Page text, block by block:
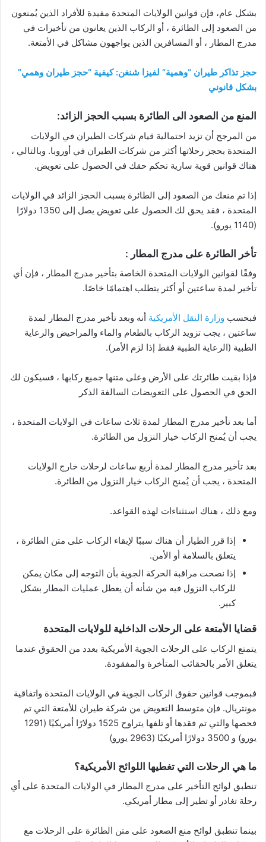
بشكل عام، فإن قوانين الولايات المتحدة مفيدة للأفراد الذين يُمنعون
من الصعود إلى الطائرة ، أو الركاب الذين يعانون من تأخيرات في
مدرج المطار ، أو المسافرين الذين يواجهون مشاكل في الأمتعة.
حجز تذاكر طيران “وهمية” لفيزا شنغن: كيفية “حجز طيران وهمي”
بشكل قانوني
المنع من الصعود الى الطائرة بسبب الحجز الزائد:
من المرجح أن تزيد احتمالية قيام شركات الطيران في الولايات
المتحدة بحجز رحلاتها أكثر من شركات الطيران في أوروبا. وبالتالي ،
هناك قوانين قوية سارية تحكم حقك في الحصول على تعويض.
إذا تم منعك من الصعود إلى الطائرة بسبب الحجز الزائد في الولايات
المتحدة ، فقد يحق لك الحصول على تعويض يصل إلى 1350 دولارًا
(1140 يورو).
تأخر الطائرة على مدرج المطار :
وفقًا لقوانين الولايات المتحدة الخاصة بتأخير مدرج المطار ، فإن أي
تأخير لمدة ساعتين أو أكثر يتطلب اهتمامًا خاصًا.
فبحسب وزارة النقل الأمريكية أنه وبعد تأخير مدرج المطار لمدة
ساعتين ، يجب تزويد الركاب بالطعام والماء والمراحيض والرعاية
الطبية (الرعاية الطبية فقط إذا لزم الأمر).
فإذا بقيت طائرتك على الأرض وعلى متنها جميع ركابها ، فسيكون لك
الحق في الحصول على التعويضات السالفة الذكر
أما بعد تأخير مدرج المطار لمدة ثلاث ساعات في الولايات المتحدة ،
يجب أن يُمنح الركاب خيار النزول من الطائرة.
بعد تأخير مدرج المطار لمدة أربع ساعات لرحلات خارج الولايات
المتحدة ، يجب أن يُمنح الركاب خيار النزول من الطائرة.
ومع ذلك ، هناك استثناءات لهذه القواعد.
إذا قرر الطيار أن هناك سببًا لإبقاء الركاب على متن الطائرة ،
يتعلق بالسلامة أو الأمن.
إذا نصحت مراقبة الحركة الجوية بأن التوجه إلى مكان يمكن
للركاب النزول فيه من شأنه أن يعطل عمليات المطار بشكل
كبير.
قضايا الأمتعة على الرحلات الداخلية للولايات المتحدة
يتمتع الركاب على الرحلات الجوية الأمريكية بعدد من الحقوق عندما
يتعلق الأمر بالحقائب المتأخرة والمفقودة.
فبموجب قوانين حقوق الركاب الجوية في الولايات المتحدة واتفاقية
مونتريال. فإن متوسط ​​التعويض من شركة طيران للأمتعة التي تم
فحصها والتي تم فقدها أو تلفها يتراوح 1525 دولارًا أمريكيًا (1291
يورو) و 3500 دولارًا أمريكيًا (2963 يورو)
ما هي الرحلات التي تغطيها اللوائح الأمريكية؟
تنطبق لوائح التأخير على مدرج المطار في الولايات المتحدة على أي
رحلة تغادر أو تطير إلى مطار أمريكي.
بينما تنطبق لوائح منع الصعود على متن الطائرة على الرحلات مع